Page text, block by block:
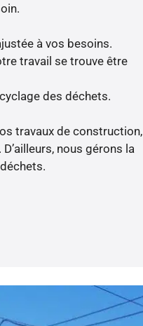
à vos besoins.
travail se trouve être
des déchets.
travaux de construction,
nous gérons la